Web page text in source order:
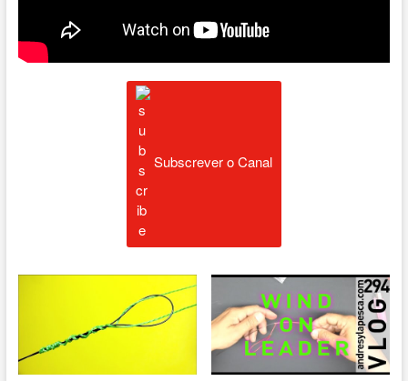
Subscrever o Canal